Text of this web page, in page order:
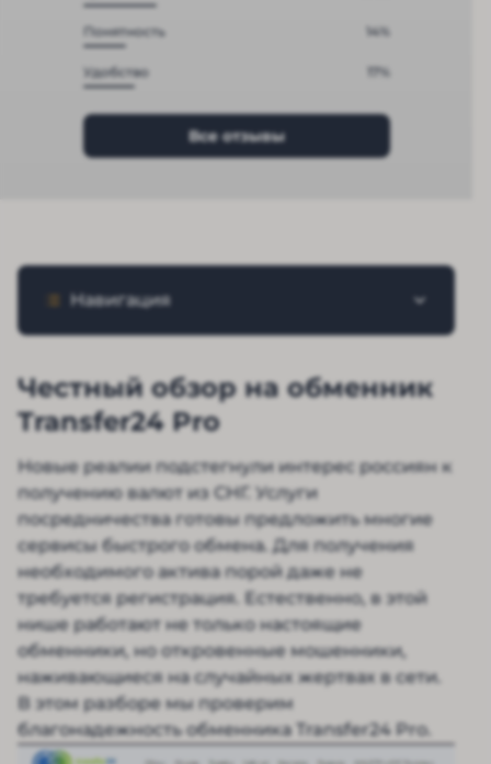
Понятность 14%
Удобство 17%
Все отзывы
Навигация
Честный обзор на обменник
Transfer24 Pro
Новые реалии подстегнули интерес россиян к
получению валют из СНГ. Услуги
посредничества готовы предложить многие
сервисы быстрого обмена. Для получения
необходимого актива порой даже не
требуется регистрация. Естественно, в этой
нише работают не только настоящие
обменники, но откровенные мошенники,
наживающиеся на случайных жертвах в сети.
В этом разборе мы проверим
благонадежность обменника Transfer24 Pro.